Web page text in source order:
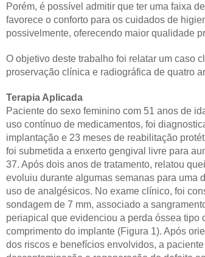
Porém, é possível admitir que ter uma faixa
favorece o conforto para os cuidados de
possivelmente, oferecendo maior qualidade
O objetivo deste trabalho foi relatar um caso
proservação clínica e radiográfica de quatro
Terapia Aplicada
Paciente do sexo feminino com 51 anos de
uso contínuo de medicamentos, foi
implantação e 23 meses de reabilitação
foi submetida a enxerto gengival livre para
37. Após dois anos de tratamento, relatou
evoluiu durante algumas semanas para uma
uso de analgésicos. No exame clínico, foi
sondagem de 7 mm, associado a
periapical que evidenciou a perda óssea tipo
comprimento do implante (Figura 1). Após
dos riscos e benefícios envolvidos, a